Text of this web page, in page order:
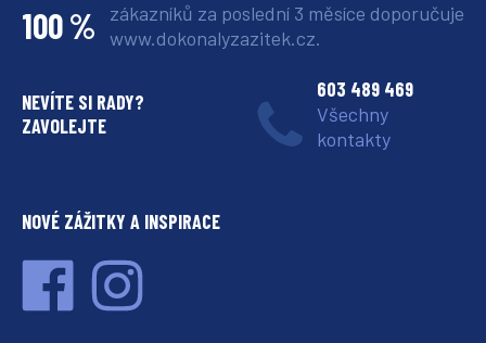
100 % zákazníků za poslední 3 měsíce doporučuje
www.dokonalyzazitek.cz.
NEVÍTE SI RADY?
ZAVOLEJTE
603 489 469
Všechny
kontakty
NOVÉ ZÁŽITKY A INSPIRACE